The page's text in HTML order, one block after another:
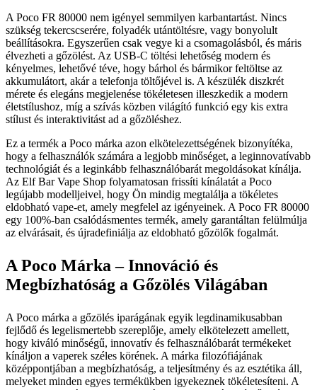
A Poco FR 80000 nem igényel semmilyen karbantartást. Nincs
szükség tekercscserére, folyadék utántöltésre, vagy bonyolult
beállításokra. Egyszerűen csak vegye ki a csomagolásból, és máris
élvezheti a gőzölést. Az USB-C töltési lehetőség modern és
kényelmes, lehetővé téve, hogy bárhol és bármikor feltöltse az
akkumulátort, akár a telefonja töltőjével is. A készülék diszkrét
mérete és elegáns megjelenése tökéletesen illeszkedik a modern
életstílushoz, míg a szívás közben világító funkció egy kis extra
stílust és interaktivitást ad a gőzöléshez.
Ez a termék a Poco márka azon elkötelezettségének bizonyítéka,
hogy a felhasználók számára a legjobb minőséget, a leginnovatívabb
technológiát és a leginkább felhasználóbarát megoldásokat kínálja.
Az Elf Bar Vape Shop folyamatosan frissíti kínálatát a Poco
legújabb modelljeivel, hogy Ön mindig megtalálja a tökéletes
eldobható vape-et, amely megfelel az igényeinek. A Poco FR 80000
egy 100%-ban csalódásmentes termék, amely garantáltan felülmúlja
az elvárásait, és újradefiniálja az eldobható gőzölők fogalmát.
A Poco Márka – Innováció és
Megbízhatóság a Gőzölés Világában
A Poco márka a gőzölés iparágának egyik legdinamikusabban
fejlődő és legelismertebb szereplője, amely elkötelezett amellett,
hogy kiváló minőségű, innovatív és felhasználóbarát termékeket
kínáljon a vaperek széles körének. A márka filozófiájának
középpontjában a megbízhatóság, a teljesítmény és az esztétika áll,
melyeket minden egyes termékükben igyekeznek tökéletesíteni. A